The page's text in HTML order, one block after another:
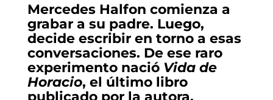
Mercedes Halfon comienza a
grabar a su padre. Luego,
decide escribir en torno a esas
conversaciones. De ese raro
experimento nació Vida de
Horacio, el último libro
publicado por la autora.